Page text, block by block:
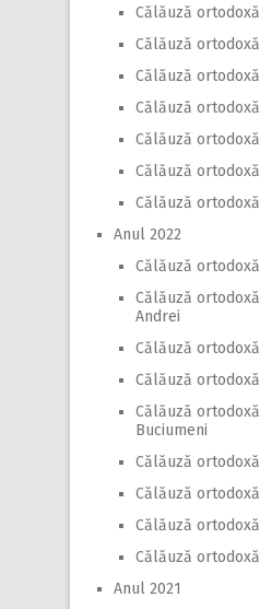
Călăuză
Călăuză
Călăuză
Călăuză
Călăuză ortodoxă
Călăuză
Călăuză
Anul 2022
Călăuză
Călăuză
Andrei
Călăuză
Călăuză
Călăuză
Buciumeni
Călăuză
Călăuză
Călăuză
Călăuză
Anul 2021